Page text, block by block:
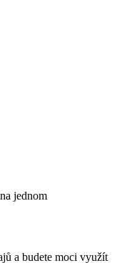
jednom
a budete moci využít